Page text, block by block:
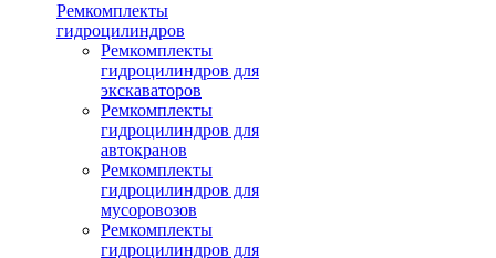
Ремкомплекты
гидроцилиндров
Ремкомплекты
гидроцилиндров для
экскаваторов
Ремкомплекты
гидроцилиндров для
автокранов
Ремкомплекты
гидроцилиндров для
мусоровозов
Ремкомплекты
гидроцилиндров для